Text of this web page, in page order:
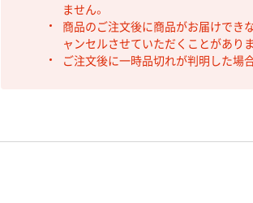
ません。
商品のご注文後に商品がお届けでき
ャンセルさせていただくことがありま
ご注文後に一時品切れが判明した場